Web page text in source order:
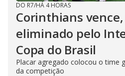
DO R7/HÁ 4 HORAS
Corinthians
eliminado pelo
Copa do Brasil
Placar agregado colocou o time
da competição